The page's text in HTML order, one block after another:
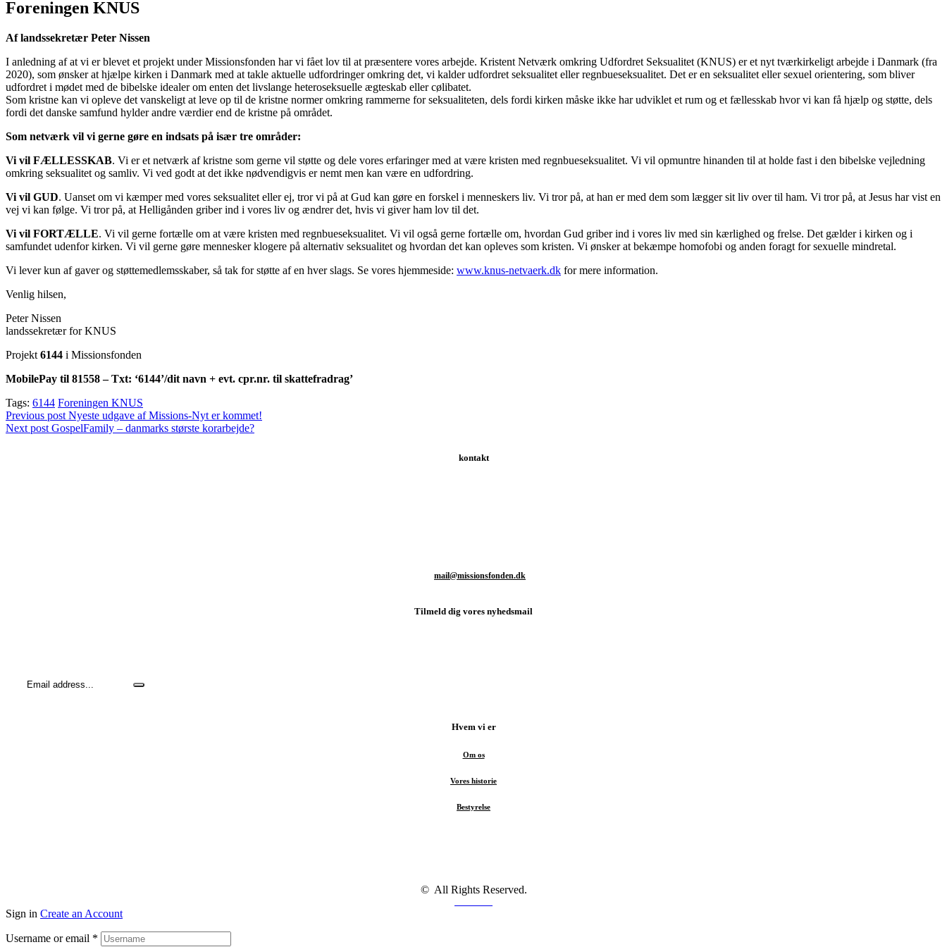
Foreningen KNUS
Af landssekretær Peter Nissen
I anledning af at vi er blevet et projekt under Missionsfonden har vi fået lov til at præsentere vores arbejde. Kristent Netværk omkring Udfordret Seksualitet (KNUS) er et nyt tværkirkeligt arbejde i Danmark (fra
2020), som ønsker at hjælpe kirken i Danmark med at takle aktuelle udfordringer omkring det, vi kalder udfordret seksualitet eller regnbueseksualitet. Det er en seksualitet eller sexuel orientering, som bliver
udfordret i mødet med de bibelske idealer om enten det livslange heteroseksuelle ægteskab eller cølibatet.
Som kristne kan vi opleve det vanskeligt at leve op til de kristne normer omkring rammerne for seksualiteten, dels fordi kirken måske ikke har udviklet et rum og et fællesskab hvor vi kan få hjælp og støtte, dels
fordi det danske samfund hylder andre værdier end de kristne på området.
Som netværk vil vi gerne gøre en indsats på især tre områder:
Vi vil FÆLLESSKAB. Vi er et netværk af kristne som gerne vil støtte og dele vores erfaringer med at være kristen med regnbueseksualitet. Vi vil opmuntre hinanden til at holde fast i den bibelske vejledning
omkring seksualitet og samliv. Vi ved godt at det ikke nødvendigvis er nemt men kan være en udfordring.
Vi vil GUD. Uanset om vi kæmper med vores seksualitet eller ej, tror vi på at Gud kan gøre en forskel i menneskers liv. Vi tror på, at han er med dem som lægger sit liv over til ham. Vi tror på, at Jesus har vist en
vej vi kan følge. Vi tror på, at Helligånden griber ind i vores liv og ændrer det, hvis vi giver ham lov til det.
Vi vil FORTÆLLE. Vi vil gerne fortælle om at være kristen med regnbueseksualitet. Vi vil også gerne fortælle om, hvordan Gud griber ind i vores liv med sin kærlighed og frelse. Det gælder i kirken og i
samfundet udenfor kirken. Vi vil gerne gøre mennesker klogere på alternativ seksualitet og hvordan det kan opleves som kristen. Vi ønsker at bekæmpe homofobi og anden foragt for sexuelle mindretal.
Vi lever kun af gaver og støttemedlemsskaber, så tak for støtte af en hver slags. Se vores hjemmeside: www.knus-netvaerk.dk for mere information.
Venlig hilsen,
Peter Nissen
landssekretær for KNUS
Projekt 6144 i Missionsfonden
MobilePay til 81558 – Txt: ‘6144’/dit navn + evt. cpr.nr. til skattefradrag’
Tags: 6144 Foreningen KNUS
Indlægsnavigation
Previous post Nyeste udgave af Missions-Nyt er kommet!
Next post GospelFamily – danmarks største korarbejde?
kontakt
mail@missionsfonden.dk
Tilmeld dig vores nyhedsmail
Hvem vi er
Om os
Vores historie
Bestyrelse
© All Rights Reserved.
Sign in Create an Account
Username or email *